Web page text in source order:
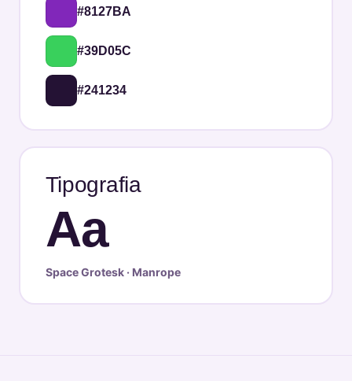
#8127BA
#39D05C
#241234
Tipografia
Aa
Space Grotesk · Manrope